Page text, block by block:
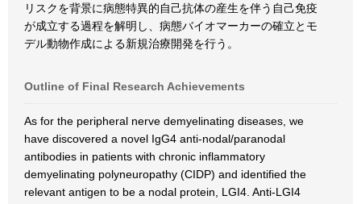
リスクを背景に病態特異的自己抗体の産生を伴う自己免疫
が成立する過程を解明し、病態バイオマーカーの確立とモ
デル動物作成による新規治療開発を行う。
Outline of Final Research Achievements
As for the peripheral nerve demyelinating diseases, we
have discovered a novel IgG4 anti-nodal/paranodal
antibodies in patients with chronic inflammatory
demyelinating polyneuropathy (CIDP) and identified the
relevant antigen to be a nodal protein, LGI4. Anti-LGI4